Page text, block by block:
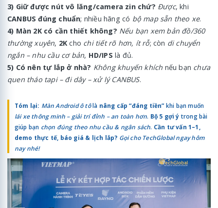
3) Giữ được nút vô lăng/camera zin chứ? Được, khi
CANBUS đúng chuẩn; nhiều hãng có bộ map sẵn theo xe.
4) Màn 2K có cần thiết không? Nếu bạn xem bản đồ/360
thường xuyên, 2K cho chi tiết rõ hơn, ít rỗ; còn di chuyển
ngắn – nhu cầu cơ bản, HD/IPS là đủ.
5) Có nên tự lắp ở nhà? Không khuyến khích nếu bạn chưa
quen tháo tapi – đi dây – xử lý CANBUS.
Tóm lại: Màn Android ô tôlà nâng cấp “đáng tiền” khi bạn muốn
lái xe thông minh – giải trí đỉnh – an toàn hơn. Bộ 5 gợi ýtrong bài
giúp bạn chọn đúng theo nhu cầu & ngân sách. Cần tư vấn 1–1,
demo thực tế, báo giá & lịch lắp? Gọi cho TechGlobal ngay hôm
nay nhé!